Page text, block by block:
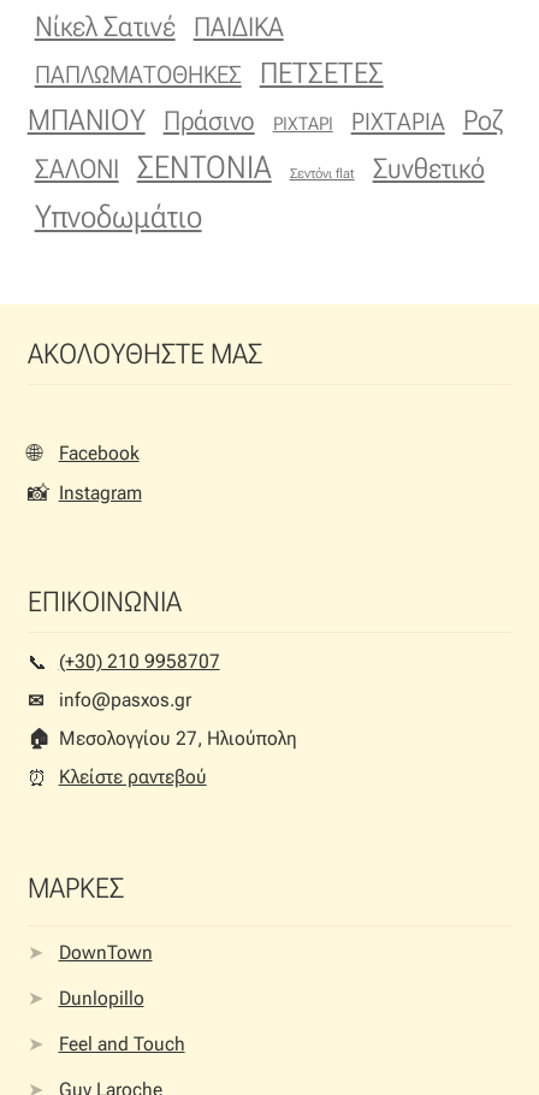
Νίκελ Σατινέ ΠΑΙΔΙΚΑ
ΠΑΠΛΩΜΑΤΟΘΗΚΕΣ
ΠΕΤΣΕΤΕΣ
ΜΠΑΝΙΟΥ
Πράσινο ΡΙΧΤΑΡΙ ΡΙΧΤΑΡΙΑ Ροζ
ΣΑΛΟΝΙ ΣΕΝΤΟΝΙΑ Σεντόνι flat Συνθετικό
Υπνοδωμάτιο
ΑΚΟΛΟΥΘΗΣΤΕ ΜΑΣ
🌐 Facebook
📸 Instagram
ΕΠΙΚΟΙΝΩΝΙΑ
📞︎
(+30) 210 9958707
✉
info@pasxos.gr
🏠︎ Μεσολογγίου 27, Ηλιούπολη
⏰︎
Κλείστε ραντεβού
ΜΑΡΚΕΣ
DownTown
Dunlopillo
Feel and Touch
Guy Laroche